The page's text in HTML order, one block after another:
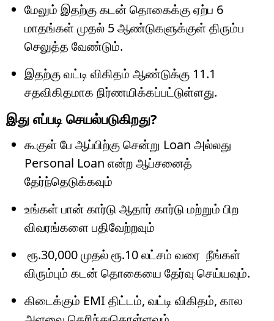
மேலும் இதற்கு கடன் தொகைக்கு ஏற்ப 6
மாதங்கள் முதல் 5 ஆண்டுகளுக்குள் திரும்ப
செலுத்த வேண்டும்.
இதற்கு வட்டி விகிதம் ஆண்டுக்கு 11.1
சதவிகிதமாக நிர்ணயிக்கப்பட்டுள்ளது.
இது எப்படி செயல்படுகிறது?
கூகுள் பே ஆப்பிற்கு சென்று Loan அல்லது
Personal Loan என்ற ஆப்சனைத்
தேர்ந்தெடுக்கவும்
உங்கள் பான் கார்டு ஆதார் கார்டு மற்றும் பிற
விவரங்களை பதிவேற்றவும்
ரூ.30,000 முதல் ரூ.10 லட்சம் வரை நீங்கள்
விரும்பும் கடன் தொகையை தேர்வு செய்யவும்.
கிடைக்கும் EMI திட்டம், வட்டி விகிதம், கால